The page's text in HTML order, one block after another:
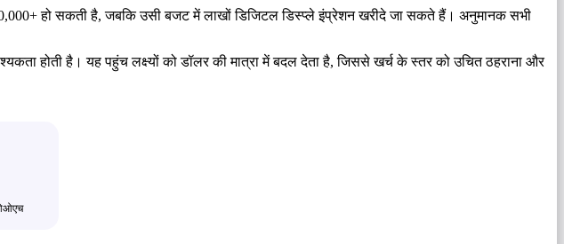
हो सकती है, जबकि उसी बजट में लाखों डिजिटल डिस्प्ले इंप्रेशन खरीदे जा सकते हैं। अनुमानक सभी
होती है। यह पहुंच लक्ष्यों को डॉलर की मात्रा में बदल देता है, जिससे खर्च के स्तर को उचित ठहराना और